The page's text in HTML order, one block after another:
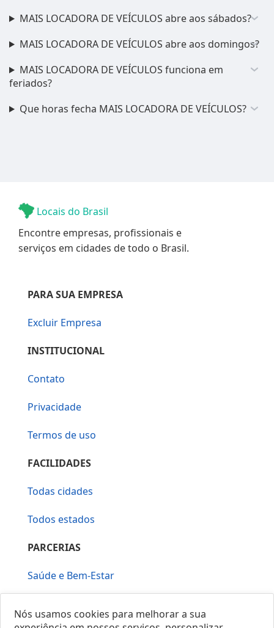
MAIS LOCADORA DE VEÍCULOS abre aos sábados?
MAIS LOCADORA DE VEÍCULOS abre aos domingos?
MAIS LOCADORA DE VEÍCULOS funciona em
feriados?
Que horas fecha MAIS LOCADORA DE VEÍCULOS?
Locais do Brasil
Encontre empresas, profissionais e
serviços em cidades de todo o Brasil.
PARA SUA EMPRESA
Excluir Empresa
INSTITUCIONAL
Contato
Privacidade
Termos de uso
FACILIDADES
Todas cidades
Todos estados
PARCERIAS
Saúde e Bem-Estar
Nós usamos cookies para melhorar a sua